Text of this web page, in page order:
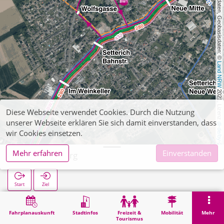
, Kartendaten, Geobasisdaten: ©
Land NRW
2021, Lizenz
dl-de/by-2-0
Fahrplanauskunft Stadtinfos
Freizeit &
Tourismus
Mobilität Mehr
Setterich Burg
Start Ziel
Suche
Diese Webseite verwendet Cookies. Durch die Nutzung
unserer Webseite erklären Sie sich damit einverstanden, dass
wir Cookies einsetzen.
Mehr erfahren
Einverstanden